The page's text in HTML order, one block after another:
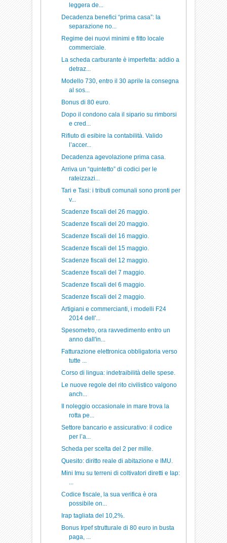
leggera de...
Decadenza benefici “prima casa”: la
separazione no...
Regime dei nuovi minimi e fitto locale
commerciale.
La scheda carburante è imperfetta: addio a
detraz...
Modello 730, entro il 30 aprile la consegna
al sos...
Bonus di 80 euro.
Dopo il condono cala il sipario su rimborsi
e cred...
Rifiuto di esibire la contabilità. Valido
l’accer...
Decadenza agevolazione prima casa.
Arriva un “quintetto” di codici per le
rateizzazi...
Tari e Tasi: i tributi comunali sono pronti per
v...
Scadenze fiscali del 26 maggio.
Scadenze fiscali del 20 maggio.
Scadenze fiscali del 16 maggio.
Scadenze fiscali del 15 maggio.
Scadenze fiscali del 12 maggio.
Scadenze fiscali del 7 maggio.
Scadenze fiscali del 6 maggio.
Scadenze fiscali del 2 maggio.
Artigiani e commercianti, i modelli F24
2014 dell'...
Spesometro, ora ravvedimento entro un
anno dall'in...
Fatturazione elettronica obbligatoria verso
tutte ...
Corso di lingua: indetraibilità delle spese.
Le nuove regole del rito civilistico valgono
anch...
Il noleggio occasionale in mare trova la
rotta pe...
Settore bancario e assicurativo: il codice
per l’a...
Scheda per scelta del 2 per mille.
Quesito: diritto reale di abitazione e IMU.
Mini Imu su terreni di coltivatori diretti e Iap:
...
Codice fiscale, la sua verifica è ora
possibile on...
Irap tagliata del 10,2%.
Bonus Irpef strutturale di 80 euro in busta
paga, ...